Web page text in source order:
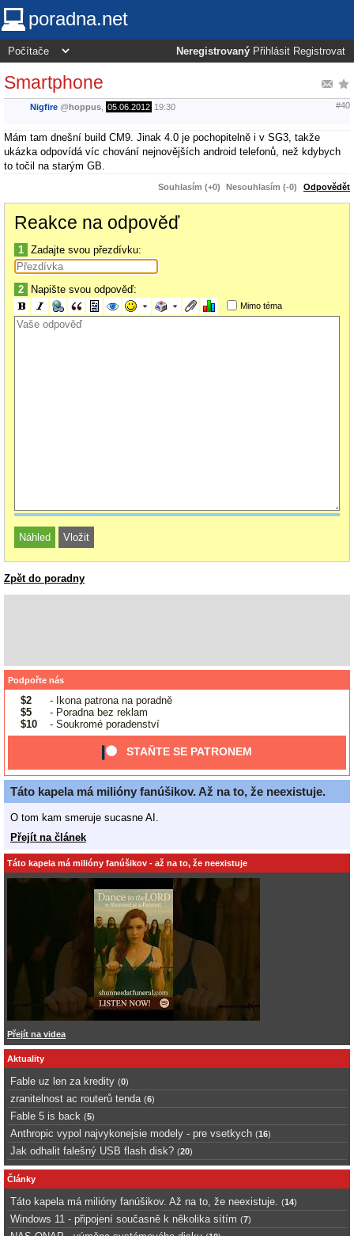
poradna.net
Neregistrovaný Přihlásit Registrovat
Smartphone
Nigfire @hoppus 05.06.2012 19:30 #40
Mám tam dnešní build CM9. Jinak 4.0 je pochopitelně i v SG3, takže
ukázka odpovídá víc chování nejnovějších android telefonů, než kdybych
to točil na starým GB.
Souhlasím (+0) Nesouhlasím (-0) Odpovědět
Reakce na odpověď
1 Zadajte svou přezdívku:
2 Napište svou odpověď:
Mimo téma
Zpět do poradny
Podpořte nás
$2
- Ikona patrona na poradně
$5
- Poradna bez reklam
$10
- Soukromé poradenství
STAŇTE SE PATRONEM
Táto kapela má milióny fanúšikov. Až na to, že neexistuje.
O tom kam smeruje sucasne AI.
Přejít na článek
Táto kapela má milióny fanúšikov - až na to, že neexistuje
Přejít na videa
Aktuality
Fable uz len za kredity (0)
zranitelnost ac routerů tenda (6)
Fable 5 is back (5)
Anthropic vypol najvykonejsie modely - pre vsetkych (16)
Jak odhalit falešný USB flash disk? (20)
Články
Táto kapela má milióny fanúšikov. Až na to, že neexistuje. (14)
Windows 11 - připojení současně k několika sítím (7)